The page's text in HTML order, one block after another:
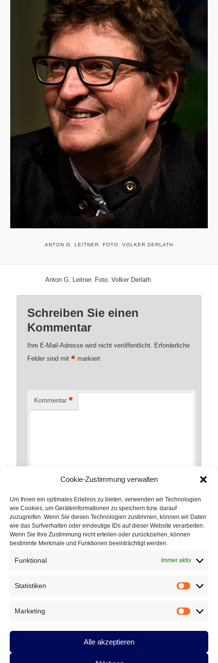
Cookie-Zustimmung verwalten
Um Ihnen ein optimales Erlebnis zu bieten, verwenden wir Technologien
wie Cookies, um Geräteinformationen zu speichern bzw. darauf
zuzugreifen. Wenn Sie diesen Technologien zustimmen, können wir Daten
wie das Surfverhalten oder eindeutige IDs auf dieser Website verarbeiten.
Wenn Sie Ihre Zustimmung nicht erteilen oder zurückziehen, können
bestimmte Merkmale und Funktionen beeinträchtigt werden.
Funktional Immer aktiv
Statistiken
Marketing
Marketing
Alle akzeptieren
ANTON G. LEITNER. FOTO: VOLKER DERLATH
Anton G. Leitner. Foto: Volker Derlath
Schreiben Sie einen
Kommentar
Ihre E-Mail-Adresse wird nicht veröffentlicht. Erforderliche
Felder sind mit* markiert
Kommentar *
Name *
Website